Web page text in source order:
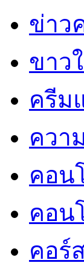
ข่าว
ขาว
ครีม
ควา
คอน
คอน
คอร์